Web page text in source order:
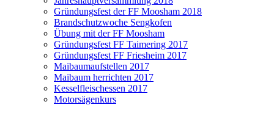
Gründungsfest der FF Moosham 2018
Brandschutzwoche Sengkofen
Übung mit der FF Moosham
Gründungsfest FF Taimering 2017
Gründungsfest FF Friesheim 2017
Maibaumaufstellen 2017
Maibaum herrichten 2017
Kesselfleischessen 2017
Motorsägenkurs